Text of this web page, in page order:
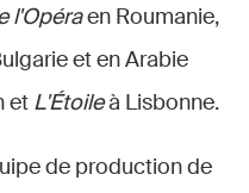
l'Opéraen Roumanie,
et en Arabie
et L'Étoileà Lisbonne.
de production de